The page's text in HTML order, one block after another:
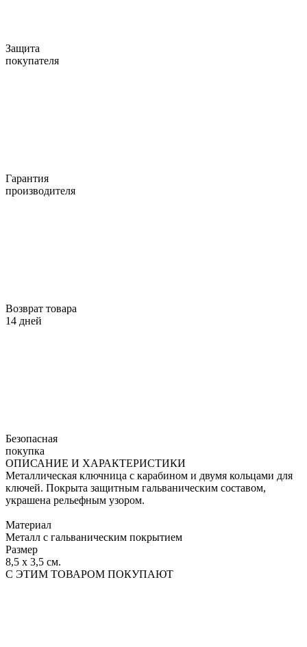
Защита
покупателя
Гарантия
производителя
Возврат товара
14 дней
Безопасная
покупка
ОПИСАНИЕ И ХАРАКТЕРИСТИКИ
Металлическая ключница с карабином и двумя кольцами для
ключей. Покрыта защитным гальваническим составом,
украшена рельефным узором.
Материал
Металл с гальваническим покрытием
Размер
8,5 х 3,5 см.
С ЭТИМ ТОВАРОМ ПОКУПАЮТ